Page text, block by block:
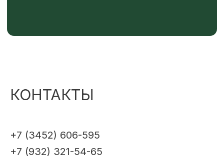
КОНТАКТЫ
+7 (3452) 606-595
+7 (932) 321-54-65